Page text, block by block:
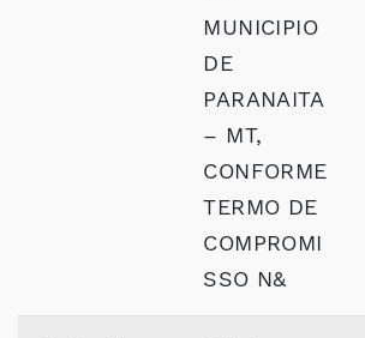
MUNICIPIO
DE
PARANAITA
– MT,
CONFORME
TERMO DE
COMPROMI
SSO N&